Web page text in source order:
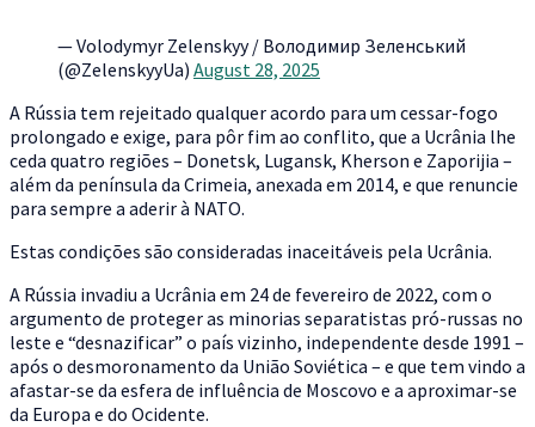
— Volodymyr Zelenskyy / Володимир Зеленський
(@ZelenskyyUa) August 28, 2025
A Rússia tem rejeitado qualquer acordo para um cessar-fogo
prolongado e exige, para pôr fim ao conflito, que a Ucrânia lhe
ceda quatro regiões – Donetsk, Lugansk, Kherson e Zaporijia –
além da península da Crimeia, anexada em 2014, e que renuncie
para sempre a aderir à NATO.
Estas condições são consideradas inaceitáveis pela Ucrânia.
A Rússia invadiu a Ucrânia em 24 de fevereiro de 2022, com o
argumento de proteger as minorias separatistas pró-russas no
leste e “desnazificar” o país vizinho, independente desde 1991 –
após o desmoronamento da União Soviética – e que tem vindo a
afastar-se da esfera de influência de Moscovo e a aproximar-se
da Europa e do Ocidente.